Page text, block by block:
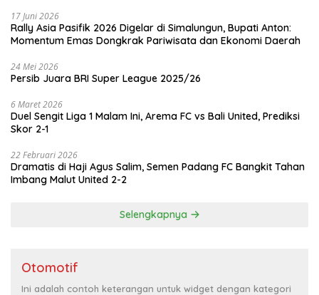
17 Juni 2026
Rally Asia Pasifik 2026 Digelar di Simalungun, Bupati Anton:
Momentum Emas Dongkrak Pariwisata dan Ekonomi Daerah
24 Mei 2026
Persib Juara BRI Super League 2025/26
6 Maret 2026
Duel Sengit Liga 1 Malam Ini, Arema FC vs Bali United, Prediksi
Skor 2-1
22 Februari 2026
Dramatis di Haji Agus Salim, Semen Padang FC Bangkit Tahan
Imbang Malut United 2-2
Selengkapnya
Otomotif
Ini adalah contoh keterangan untuk widget dengan kategori